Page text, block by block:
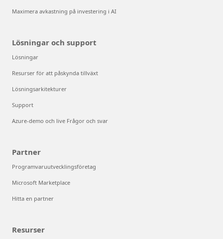
Maximera avkastning på investering i AI
Lösningar och support
Lösningar
Resurser för att påskynda tillväxt
Lösningsarkitekturer
Support
Azure-demo och live Frågor och svar
Partner
Programvaruutvecklingsföretag
Microsoft Marketplace
Hitta en partner
Resurser